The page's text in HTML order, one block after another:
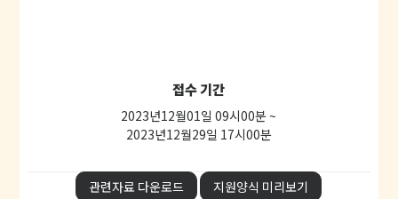
접수 기간
2023년12월01일 09시00분 ~
2023년12월29일 17시00분
관련자료 다운로드 지원양식 미리보기